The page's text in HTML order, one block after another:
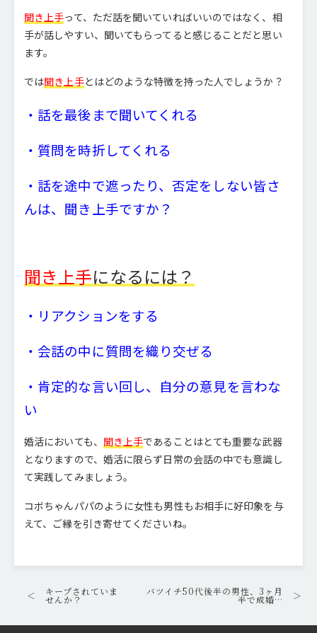
聞き上手って、ただ話を聞いていればいいのではなく、相
手が話しやすい、聞いてもらってると感じることだと思い
ます。
では聞き上手とはどのような特徴を持った人でしょうか？
・話を最後まで聞いてくれる
・質問を時折してくれる
・話を途中で遮ったり、否定をしない皆さ
んは、聞き上手ですか？
聞き上手になるには？
・リアクションをする
・会話の中に質問を織り交ぜる
・肯定的な言い回し、自分の意見を言わな
い
婚活においても、 聞き上手であることはとても重要な武器
となりますので、婚活に限らず日常の会話の中でも意識し
て実践してみましょう。
コボちゃんパパのように女性も男性もお相手に好印象を与
えて、ご縁を引き寄せてくださいね。
＜ キープされていま
せんか？
バツイチ50代後半の男性、3ヶ月
半で成婚… ＞